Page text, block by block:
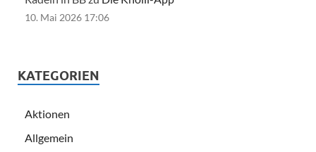
10. Mai 2026 17:06
KATEGORIEN
Aktionen
Allgemein